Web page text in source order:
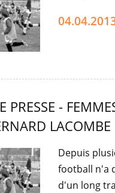
-
LACOMBE
Depuis
football n'a
d'un long